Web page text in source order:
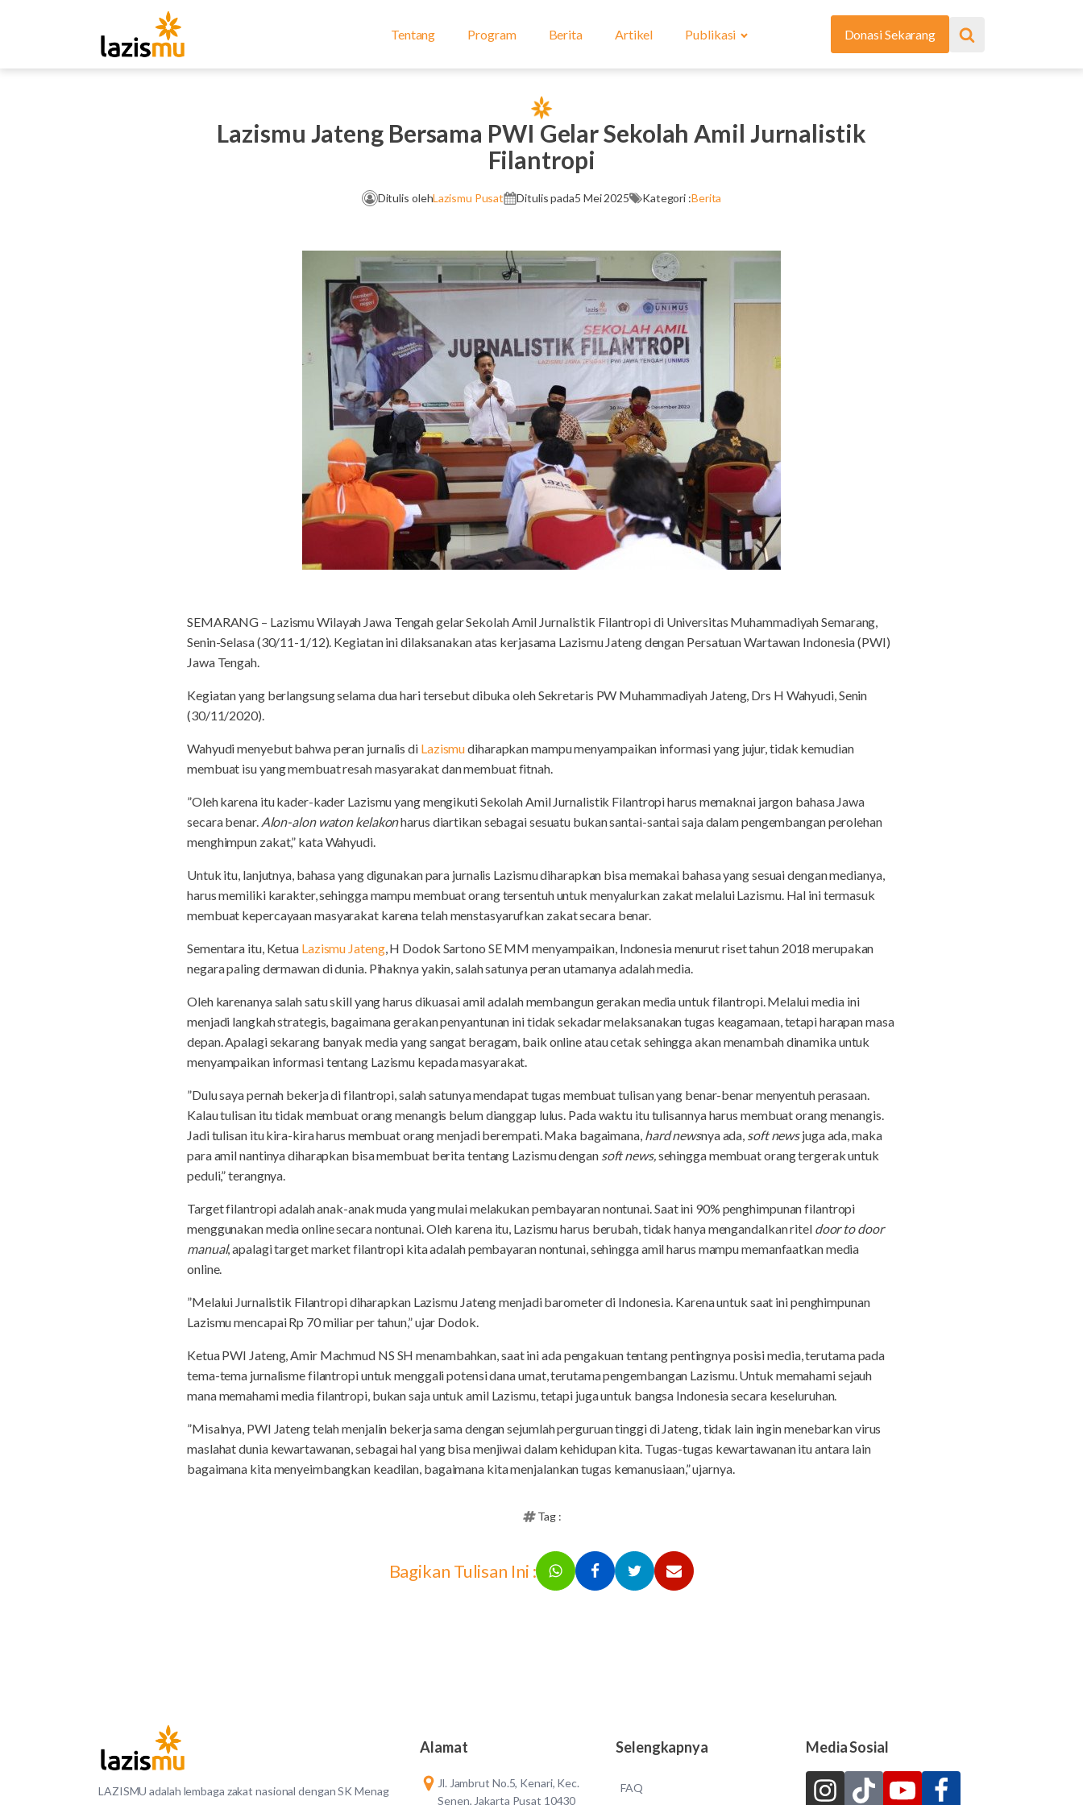
Tentang Program Berita Artikel Publikasi Donasi Sekarang
Lazismu Jateng Bersama PWI Gelar Sekolah Amil Jurnalistik
Filantropi
Ditulis olehLazismu Pusat Ditulis pada5 Mei 2025 Kategori :Berita
SEMARANG – Lazismu Wilayah Jawa Tengah gelar Sekolah Amil Jurnalistik Filantropi di Universitas Muhammadiyah Semarang,
Senin-Selasa (30/11-1/12). Kegiatan ini dilaksanakan atas kerjasama Lazismu Jateng dengan Persatuan Wartawan Indonesia (PWI)
Jawa Tengah.
Kegiatan yang berlangsung selama dua hari tersebut dibuka oleh Sekretaris PW Muhammadiyah Jateng, Drs H Wahyudi, Senin
(30/11/2020).
Wahyudi menyebut bahwa peran jurnalis di Lazismudiharapkan mampu menyampaikan informasi yang jujur, tidak kemudian
membuat isu yang membuat resah masyarakat dan membuat fitnah.
”Oleh karena itu kader-kader Lazismu yang mengikuti Sekolah Amil Jurnalistik Filantropi harus memaknai jargon bahasa Jawa
secara benar. Alon-alon waton kelakonharus diartikan sebagai sesuatu bukan santai-santai saja dalam pengembangan perolehan
menghimpun zakat,” kata Wahyudi.
Untuk itu, lanjutnya, bahasa yang digunakan para jurnalis Lazismu diharapkan bisa memakai bahasa yang sesuai dengan medianya,
harus memiliki karakter, sehingga mampu membuat orang tersentuh untuk menyalurkan zakat melalui Lazismu. Hal ini termasuk
membuat kepercayaan masyarakat karena telah menstasyarufkan zakat secara benar.
Sementara itu, Ketua Lazismu Jateng, H Dodok Sartono SE MM menyampaikan, Indonesia menurut riset tahun 2018 merupakan
negara paling dermawan di dunia. Pihaknya yakin, salah satunya peran utamanya adalah media.
Oleh karenanya salah satu skill yang harus dikuasai amil adalah membangun gerakan media untuk filantropi. Melalui media ini
menjadi langkah strategis, bagaimana gerakan penyantunan ini tidak sekadar melaksanakan tugas keagamaan, tetapi harapan masa
depan. Apalagi sekarang banyak media yang sangat beragam, baik online atau cetak sehingga akan menambah dinamika untuk
menyampaikan informasi tentang Lazismu kepada masyarakat.
”Dulu saya pernah bekerja di filantropi, salah satunya mendapat tugas membuat tulisan yang benar-benar menyentuh perasaan.
Kalau tulisan itu tidak membuat orang menangis belum dianggap lulus. Pada waktu itu tulisannya harus membuat orang menangis.
Jadi tulisan itu kira-kira harus membuat orang menjadi berempati. Maka bagaimana, hard newsnya ada, soft newsjuga ada, maka
para amil nantinya diharapkan bisa membuat berita tentang Lazismu dengan soft news,sehingga membuat orang tergerak untuk
peduli,” terangnya.
Target filantropi adalah anak-anak muda yang mulai melakukan pembayaran nontunai. Saat ini 90% penghimpunan filantropi
menggunakan media online secara nontunai. Oleh karena itu, Lazismu harus berubah, tidak hanya mengandalkan ritel door to door
manual, apalagi target market filantropi kita adalah pembayaran nontunai, sehingga amil harus mampu memanfaatkan media
online.
”Melalui Jurnalistik Filantropi diharapkan Lazismu Jateng menjadi barometer di Indonesia. Karena untuk saat ini penghimpunan
Lazismu mencapai Rp 70 miliar per tahun,” ujar Dodok.
Ketua PWI Jateng, Amir Machmud NS SH menambahkan, saat ini ada pengakuan tentang pentingnya posisi media, terutama pada
tema-tema jurnalisme filantropi untuk menggali potensi dana umat, terutama pengembangan Lazismu. Untuk memahami sejauh
mana memahami media filantropi, bukan saja untuk amil Lazismu, tetapi juga untuk bangsa Indonesia secara keseluruhan.
”Misalnya, PWI Jateng telah menjalin bekerja sama dengan sejumlah perguruan tinggi di Jateng, tidak lain ingin menebarkan virus
maslahat dunia kewartawanan, sebagai hal yang bisa menjiwai dalam kehidupan kita. Tugas-tugas kewartawanan itu antara lain
bagaimana kita menyeimbangkan keadilan, bagaimana kita menjalankan tugas kemanusiaan,” ujarnya.
Tag :
Bagikan Tulisan Ini :
LAZISMU adalah lembaga zakat nasional dengan SK Menag
Alamat
Jl. Jambrut No.5, Kenari, Kec.
Senen, Jakarta Pusat 10430
Selengkapnya
FAQ
Media Sosial